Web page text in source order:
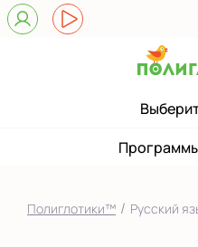
в
Полиглотики™ / Русский